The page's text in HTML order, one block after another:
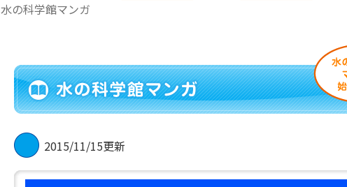
水の科学館マンガ
2015/11/15更新